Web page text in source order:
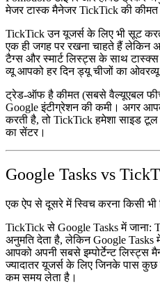
मेजर टास्क मैनेजर TickTick की कीमत
TickTick उन यूजर्स के लिए भी सूट
एक ही जगह पर रखना चाहते हैं
टैग्स और स्मार्ट लिस्ट्स के साथ
व्यू आपको हर दिन ड्यू चीजों का ओवरव्यू
ट्रेड-ऑफ है कीमत (सबसे वैल्यूएबल
Google इंटीग्रेशन की कमी। अगर
करती है, तो TickTick हमेशा साइड
का सेंटर।
Google Tasks vs
एक ऐप से दूसरे में स्विच करना किसी भी
TickTick से Google Tasks में जाना:
अनुमति देता है, लेकिन Google Tasks में
आपको अपनी सबसे इम्पोर्टेन्ट लिस्ट्स
ज्यादातर यूजर्स के लिए जिनके पास
कम समय लेता है।